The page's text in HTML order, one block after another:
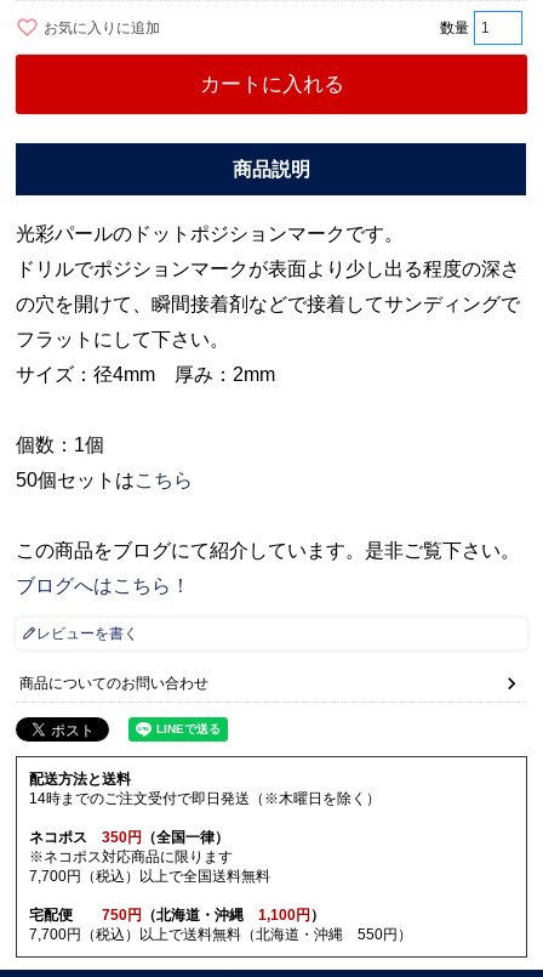
お気に入りに追加
カートに入れる
光彩パールのドットポジションマークです。
ドリルでポジションマークが表面より少し出る程度の深さ
の穴を開けて、瞬間接着剤などで接着してサンディングで
フラットにして下さい。
サイズ：径4mm 厚み：2mm
個数：1個
50個セットは こちら
この商品をブログにて紹介しています。是非ご覧下さい。
ブログへはこちら！
レビューを書く
商品についてのお問い合わせ
配送方法と送料
14時までのご注文受付で即日発送（※木曜日を除く）
ネコポス350円
（全国一律）
※ネコポス対応商品に限ります
7,700円（税込）以上で全国送料無料
宅配便750円 （北海道・沖縄1,100円 ）
7,700円（税込）以上で送料無料（北海道・沖縄 550円）